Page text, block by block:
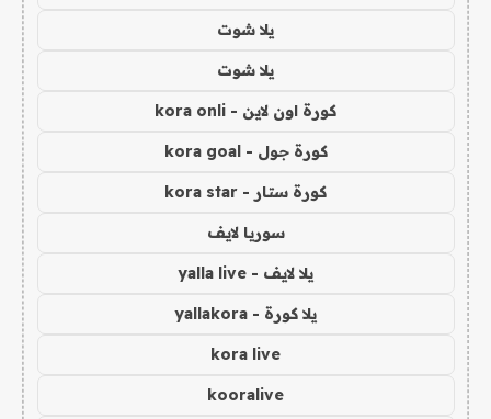
يلا شوت
يلا شوت
كورة اون لاين - kora onli
كورة جول - kora goal
كورة ستار - kora star
سوريا لايف
يلا لايف - yalla live
يلا كورة - yallakora
kora live
kooralive